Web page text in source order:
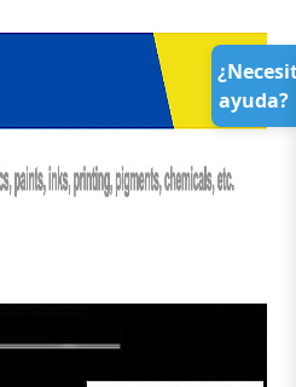
ayuda?